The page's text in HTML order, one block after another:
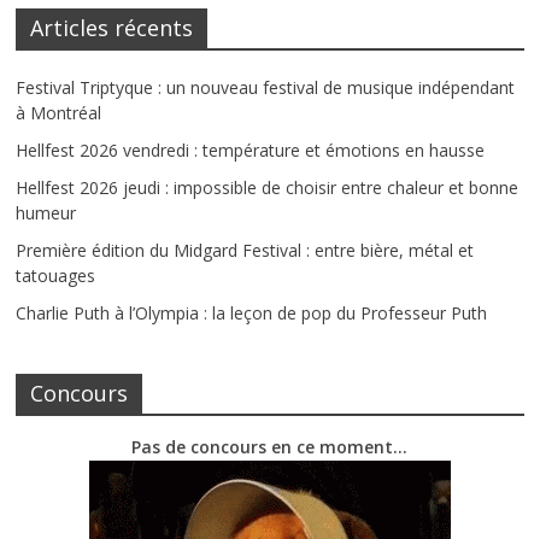
Articles récents
Festival Triptyque : un nouveau festival de musique indépendant
à Montréal
Hellfest 2026 vendredi : température et émotions en hausse
Hellfest 2026 jeudi : impossible de choisir entre chaleur et bonne
humeur
Première édition du Midgard Festival : entre bière, métal et
tatouages
Charlie Puth à l’Olympia : la leçon de pop du Professeur Puth
Concours
Pas de concours en ce moment…